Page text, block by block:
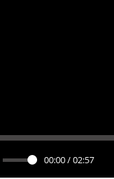
00:00/02:57